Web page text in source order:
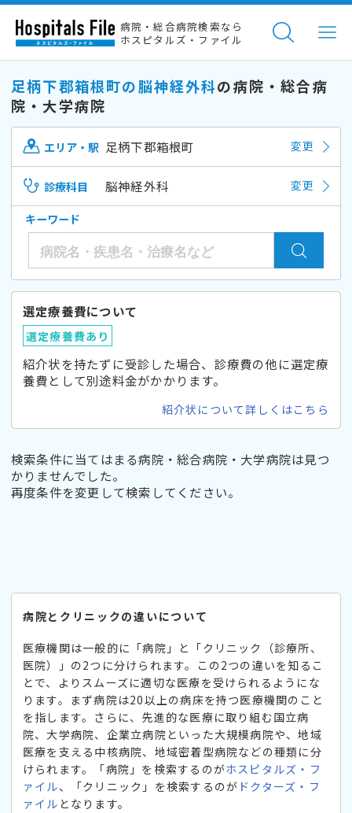
病院・総合病院検索なら
ホスピタルズ・ファイル
足柄下郡箱根町の脳神経外科の病院・総合病
院・大学病院
エリア・駅 足柄下郡箱根町 変更
診療科目 脳神経外科 変更
キーワード
選定療養費について
選定療養費あり
紹介状を持たずに受診した場合、診療費の他に選定療
養費として別途料金がかかります。
紹介状について詳しくはこちら
検索条件に当てはまる病院・総合病院・大学病院は見つ
かりませんでした。
再度条件を変更して検索してください。
病院とクリニックの違いについて
医療機関は一般的に「病院」と「クリニック（診療所、
医院）」の2つに分けられます。この2つの違いを知るこ
とで、よりスムーズに適切な医療を受けられるようにな
ります。まず病院は20以上の病床を持つ医療機関のこと
を指します。さらに、先進的な医療に取り組む国立病
院、大学病院、企業立病院といった大規模病院や、地域
医療を支える中核病院、地域密着型病院などの種類に分
けられます。「病院」を検索するのがホスピタルズ・フ
ァイル、「クリニック」を検索するのが ドクターズ・フ
ァイル となります。